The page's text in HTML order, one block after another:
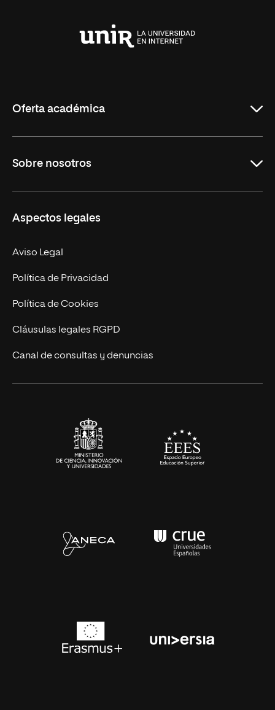
Oferta académica
Másteres Oficiales
Doctorados
Experto Universitario
Postgrados
Cursos Universitarios
Sobre nosotros
Facultades
Nuestro Equipo
Trabaja en UNIR
Actualidad
UNIR Revista
Eventos
Aspectos legales
Aviso Legal
Política de Privacidad
Política de Cookies
Cláusulas legales RGPD
Canal de consultas y denuncias